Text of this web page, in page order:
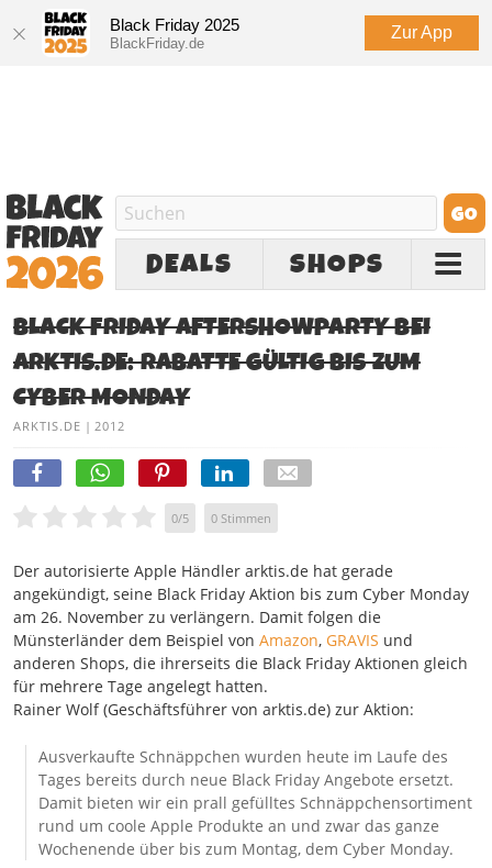
Black Friday 2025
BlackFriday.de
Zur App
DEALS SHOPS
BLACK FRIDAY AFTERSHOWPARTY BEI
ARKTIS.DE: RABATTE GÜLTIG BIS ZUM
CYBER MONDAY
ARKTIS.DE | 2012
0/5 0 Stimmen
Der autorisierte Apple Händler arktis.de hat gerade
angekündigt, seine Black Friday Aktion bis zum Cyber Monday
am 26. November zu verlängern. Damit folgen die
Münsterländer dem Beispiel von Amazon, GRAVIS und
anderen Shops, die ihrerseits die Black Friday Aktionen gleich
für mehrere Tage angelegt hatten.
Rainer Wolf (Geschäftsführer von arktis.de) zur Aktion:
Ausverkaufte Schnäppchen wurden heute im Laufe des
Tages bereits durch neue Black Friday Angebote ersetzt.
Damit bieten wir ein prall gefülltes Schnäppchensortiment
rund um coole Apple Produkte an und zwar das ganze
Wochenende über bis zum Montag, dem Cyber Monday.